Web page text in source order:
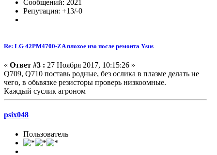
Сообщений: 2021
Репутация: +13/-0
Re: LG 42PM4700-ZA плохое изо после ремонта Ysus
« Ответ #3 : 27 Ноября 2017, 10:15:26 »
Q709, Q710 поставь родные, без ослика в плазме делать не
чего, в обьвязке резисторы проверь низкоомные.
Каждый суслик агроном
psix048
Пользователь